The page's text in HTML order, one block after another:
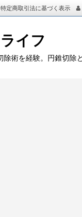
特定商取引法に基づく表示
イフ
術を経験。円錐切除